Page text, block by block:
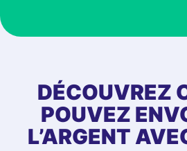
DÉCOUVREZ
POUVEZ
L’ARGENT